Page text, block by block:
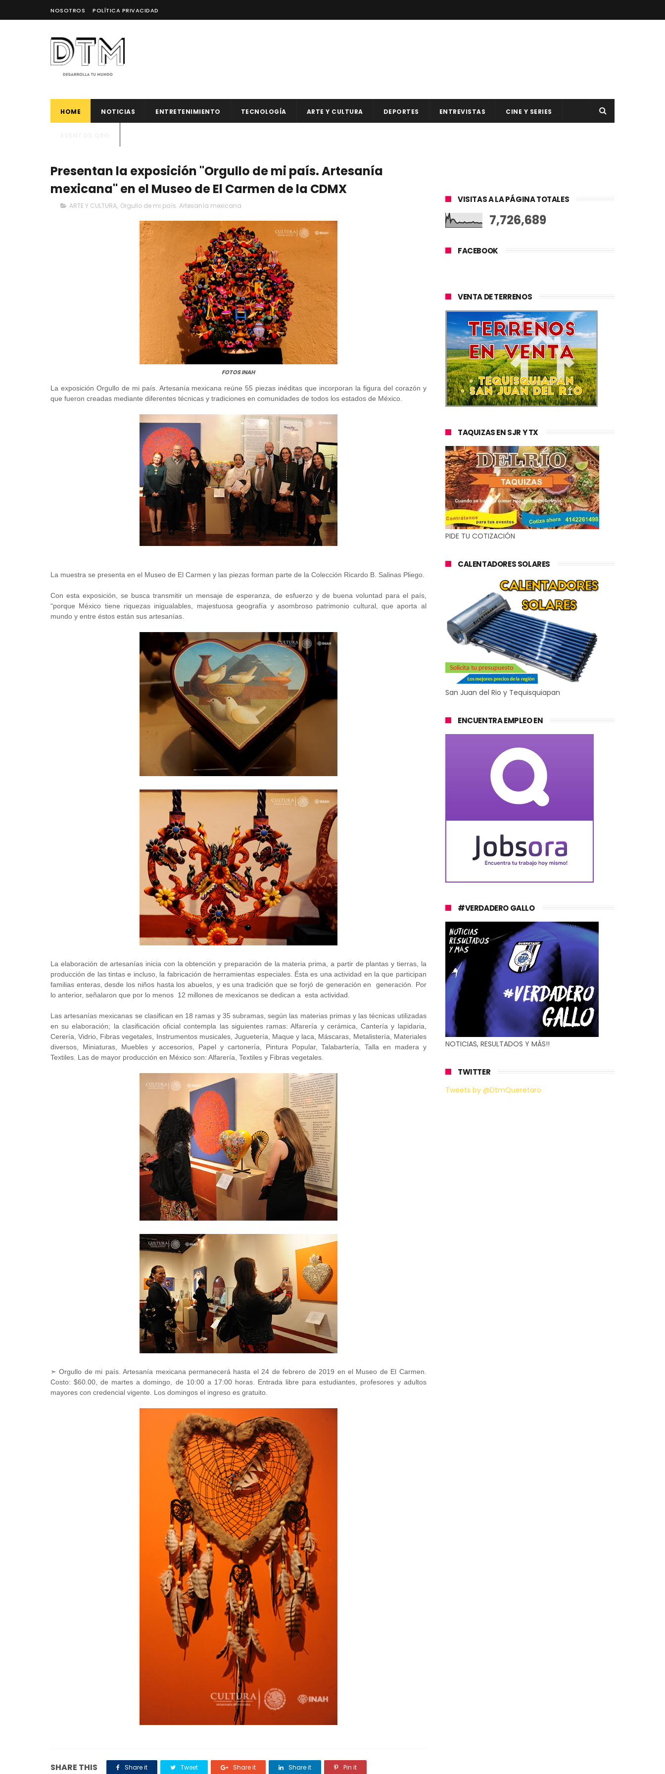
NOSOTROS POLÍTICA PRIVACIDAD
HOME NOTICIAS ENTRETENIMIENTO TECNOLOGÍA ARTE Y CULTURA DEPORTES ENTREVISTAS CINE Y SERIES
Presentan la exposición "Orgullo de mi país. Artesanía
mexicana" en el Museo de El Carmen de la CDMX
ARTE Y CULTURA, Orgullo de mi país. Artesanía mexicana
FOTOS INAH
La exposición Orgullo de mi país. Artesanía mexicana reúne 55 piezas inéditas que incorporan la figura del corazón y
que fueron creadas mediante diferentes técnicas y tradiciones en comunidades de todos los estados de México.
La muestra se presenta en el Museo de El Carmen y las piezas forman parte de la Colección Ricardo B. Salinas Pliego.
Con esta exposición, se busca transmitir un mensaje de esperanza, de esfuerzo y de buena voluntad para el país,
“porque México tiene riquezas inigualables, majestuosa geografía y asombroso patrimonio cultural, que aporta al
mundo y entre éstos están sus artesanías.
La elaboración de artesanías inicia con la obtención y preparación de la materia prima, a partir de plantas y tierras, la
producción de las tintas e incluso, la fabricación de herramientas especiales. Ésta es una actividad en la que participan
familias enteras, desde los niños hasta los abuelos, y es una tradición que se forjó de generación en generación. Por
lo anterior, señalaron que por lo menos 12 millones de mexicanos se dedican a esta actividad.
Las artesanías mexicanas se clasifican en 18 ramas y 35 subramas, según las materias primas y las técnicas utilizadas
en su elaboración; la clasificación oficial contempla las siguientes ramas: Alfarería y cerámica, Cantería y lapidaria,
Cerería, Vidrio, Fibras vegetales, Instrumentos musicales, Juguetería, Maque y laca, Máscaras, Metalistería, Materiales
diversos, Miniaturas, Muebles y accesorios, Papel y cartonería, Pintura Popular, Talabartería, Talla en madera y
Textiles. Las de mayor producción en México son: Alfarería, Textiles y Fibras vegetales.
➣ Orgullo de mi país. Artesanía mexicana permanecerá hasta el 24 de febrero de 2019 en el Museo de El Carmen.
Costo: $60.00, de martes a domingo, de 10:00 a 17:00 horas. Entrada libre para estudiantes, profesores y adultos
mayores con credencial vigente. Los domingos el ingreso es gratuito.
SHARE THIS Share it Tweet Share it Share it Pin it
VISITAS A LA PÁGINA TOTALES
7,726,689
FACEBOOK
VENTA DE TERRENOS
TAQUIZAS EN SJR Y TX
PIDE TU COTIZACIÓN
CALENTADORES SOLARES
San Juan del Rio y Tequisquiapan
ENCUENTRA EMPLEO EN
#VERDADERO GALLO
NOTICIAS, RESULTADOS Y MÁS!!
TWITTER
Tweets by @DtmQueretaro